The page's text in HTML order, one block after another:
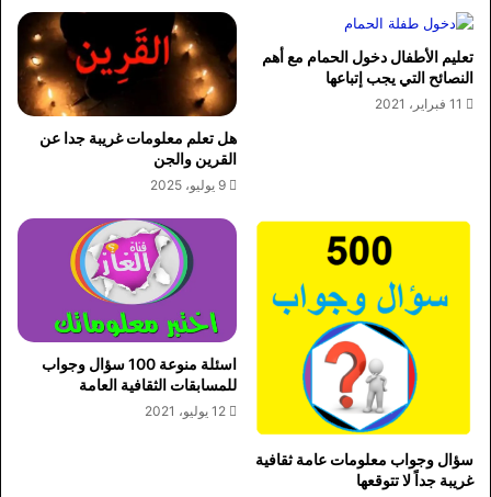
تعليم الأطفال دخول الحمام مع أهم
النصائح التي يجب إتباعها
11 فبراير، 2021
هل تعلم معلومات غريبة جدا عن
القرين والجن
9 يوليو، 2025
سؤال وجواب معلومات عامة ثقافية
غريبة جداً لا تتوقعها
اسئلة منوعة 100 سؤال وجواب
للمسابقات الثقافية العامة
12 يوليو، 2021